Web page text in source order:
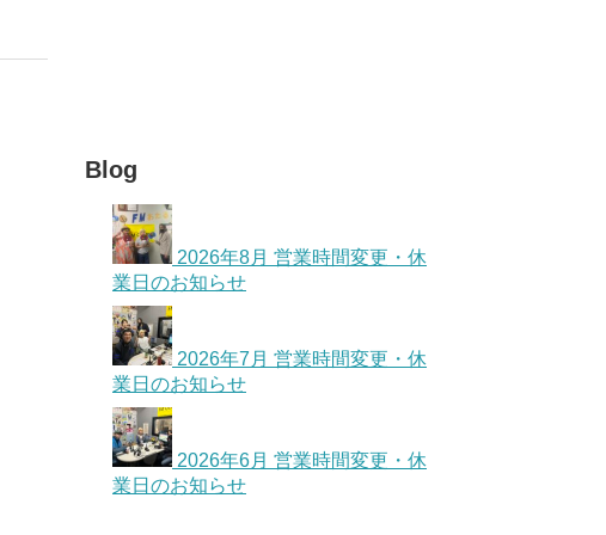
Blog
2026年8月 営業時間変更・休
業日のお知らせ
2026年7月 営業時間変更・休
業日のお知らせ
2026年6月 営業時間変更・休
業日のお知らせ